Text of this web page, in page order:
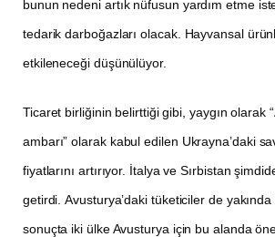
bunun nedeni artık nüfusun yardım etme
tedarik darboğazları olacak. Hayvansal
etkileneceği düşünülüyor.
Ticaret birliğinin belirttiği gibi, yaygın olarak
ambarı” olarak kabul edilen Ukrayna’daki
fiyatlarını artırıyor. İtalya ve Sırbistan
getirdi. Avusturya’daki tüketiciler de
sonuçta iki ülke Avusturya için bu alanda